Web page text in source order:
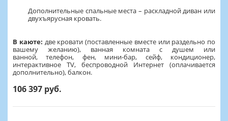
Дополнительные спальные места – раскладной диван или
двухъярусная кровать.
В каюте: две кровати (поставленные вместе или раздельно по
вашему желанию), ванная комната с душем или
ванной, телефон, фен, мини-бар, сейф, кондиционер,
интерактивное TV, беспроводной Интернет (оплачивается
дополнительно), балкон.
106 397 руб.